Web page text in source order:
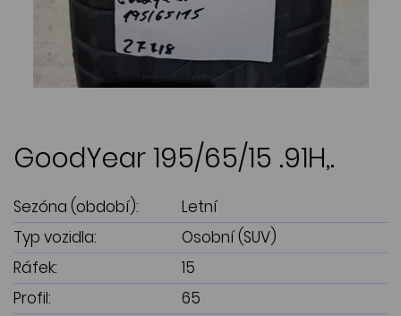
GoodYear 195/65/15 .91H,.
Sezóna (období):
Letní
Typ vozidla:
Osobní (SUV)
Ráfek:
15
Profil:
65